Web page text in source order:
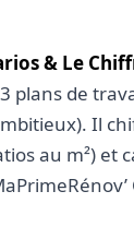
& Le
plans de
Il
au m²) et